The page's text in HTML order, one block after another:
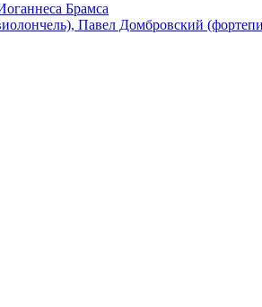
Брамса
Павел Домбровский